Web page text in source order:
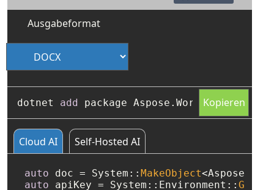
Ausgabeformat
dotnet add Kopieren
Cloud AI Self-Hosted AI
auto doc = System:: MakeObject
auto apiKey = System::Environment::